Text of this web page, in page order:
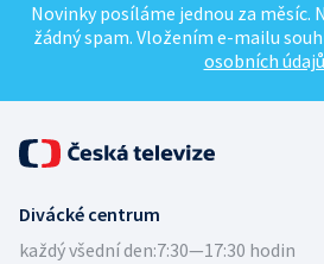
Novinky posíláme jednou za měsíc.
žádný spam. Vložením e-mailu
osobních údajů